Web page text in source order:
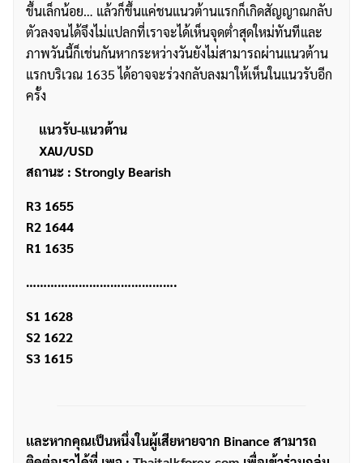
ขึ้นเล็กน้อย… แล้วก็ขึ้นแค่ชนแนวต้านแรกก็เกิดสัญญาณกลับ
ตัวลงจนได้จึงไม่แปลกที่เราจะได้เห็นจุดต่ำสุดใหม่ทันทีและ
ภาพวันนี้ก็เช่นกันหากระหว่างวันยังไม่สามารถผ่านแนวต้าน
แรกบริเวณ 1635 ได้อาจจะร่วงกลับลงมาให้เห็นในแนวรับอีก
ครั้ง
แนวรับ-แนวต้าน
XAU/USD
สถานะ : Strongly Bearish
R3 1655
R2 1644
R1 1635
…………………………………….
S1 1628
S2 1622
S3 1615
เเละหากคุณเป็นหนึ่งในผู้เสียหายจาก Binance สามารถ